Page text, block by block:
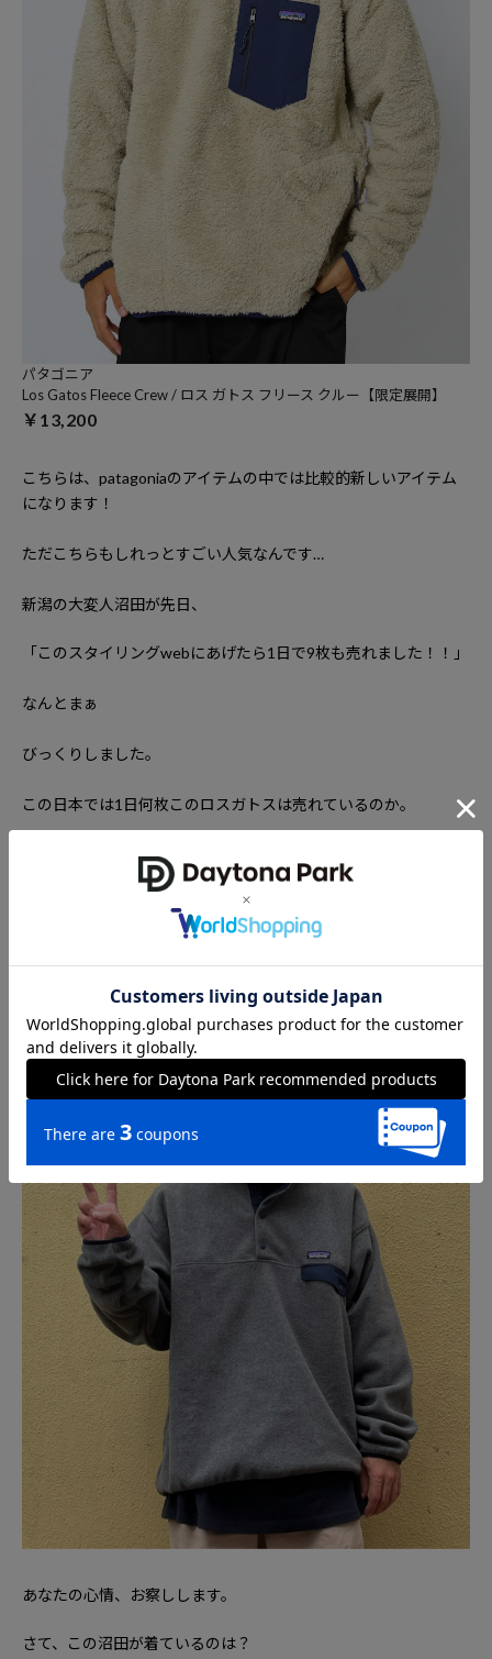
パタゴニア
Los Gatos Fleece Crew / ロス ガトス フリース クルー【限定展開】
￥13,200
こちらは、 patagoniaのアイテムの中では比較的新しいアイテム
になります！
ただこちらもしれっとすごい人気なんです…
新潟の大変人 沼田が先日、
「このスタイリングwebにあげたら1 日で9枚も売れました！！」
なんとまぁ
びっくりしました。
この日本では1 日何枚このロスガトスは売れているのか。
早い目がオススメです。
そんな沼田、みなさん見てあげてください。
あなたの心情、お察しします。
さて、この沼田が着ているのは？